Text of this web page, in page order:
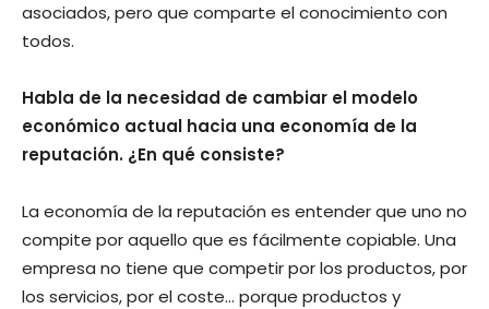
asociados, pero que comparte el conocimiento con
todos.
Habla de la necesidad de cambiar el modelo
económico actual hacia una economía de la
reputación. ¿En qué consiste?
La economía de la reputación es entender que uno no
compite por aquello que es fácilmente copiable. Una
empresa no tiene que competir por los productos, por
los servicios, por el coste… porque productos y